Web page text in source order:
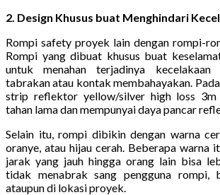
2. Design Khusus buat Menghindari
Rompi safety proyek lain dengan rompi-
Rompi yang dibuat khusus buat
untuk menahan terjadinya kecelakaan
tabrakan atau kontak membahayakan.
strip reflektor yellow/silver high loss 3m
tahan lama dan mempunyai daya pancar
Selain itu, rompi dibikin dengan warna
oranye, atau hijau cerah. Beberapa warna
jarak yang jauh hingga orang lain bisa
tidak menabrak sang pengguna rompi,
ataupun di lokasi proyek.